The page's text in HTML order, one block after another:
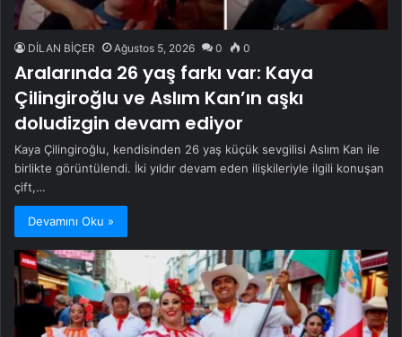
DİLAN BİÇER Ağustos 5, 2026 0 0
Aralarında 26 yaş farkı var: Kaya
Çilingiroğlu ve Aslım Kan’ın aşkı
doludizgin devam ediyor
Kaya Çilingiroğlu, kendisinden 26 yaş küçük sevgilisi Aslım Kan ile
birlikte görüntülendi. İki yıldır devam eden ilişkileriyle ilgili konuşan
çift,…
Devamını Oku »